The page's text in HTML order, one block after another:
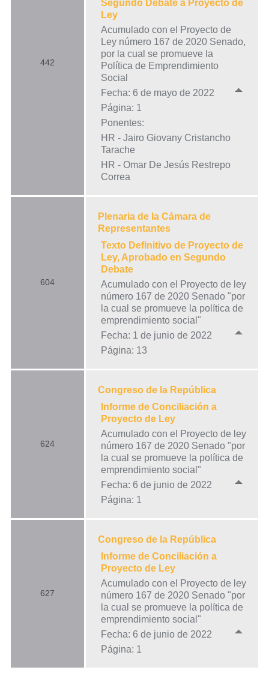
442
Segundo Debate a Proyecto de
Ley
Acumulado con el Proyecto de
Ley número 167 de 2020 Senado,
por la cual se promueve la
Política de Emprendimiento
Social
Fecha: 6 de mayo de 2022
Página: 1
Ponentes:
HR - Jairo Giovany Cristancho
Tarache
HR - Omar De Jesús Restrepo
Correa
604
Plenaria de la Cámara de
Representantes
Texto Definitivo de Proyecto de
Ley, Aprobado en Segundo
Debate
Acumulado con el Proyecto de ley
número 167 de 2020 Senado "por
la cual se promueve la política de
emprendimiento social"
Fecha: 1 de junio de 2022
Página: 13
624
Congreso de la República
Informe de Conciliación a
Proyecto de Ley
Acumulado con el Proyecto de ley
número 167 de 2020 Senado "por
la cual se promueve la política de
emprendimiento social"
Fecha: 6 de junio de 2022
Página: 1
627
Congreso de la República
Informe de Conciliación a
Proyecto de Ley
Acumulado con el Proyecto de ley
número 167 de 2020 Senado "por
la cual se promueve la política de
emprendimiento social"
Fecha: 6 de junio de 2022
Página: 1